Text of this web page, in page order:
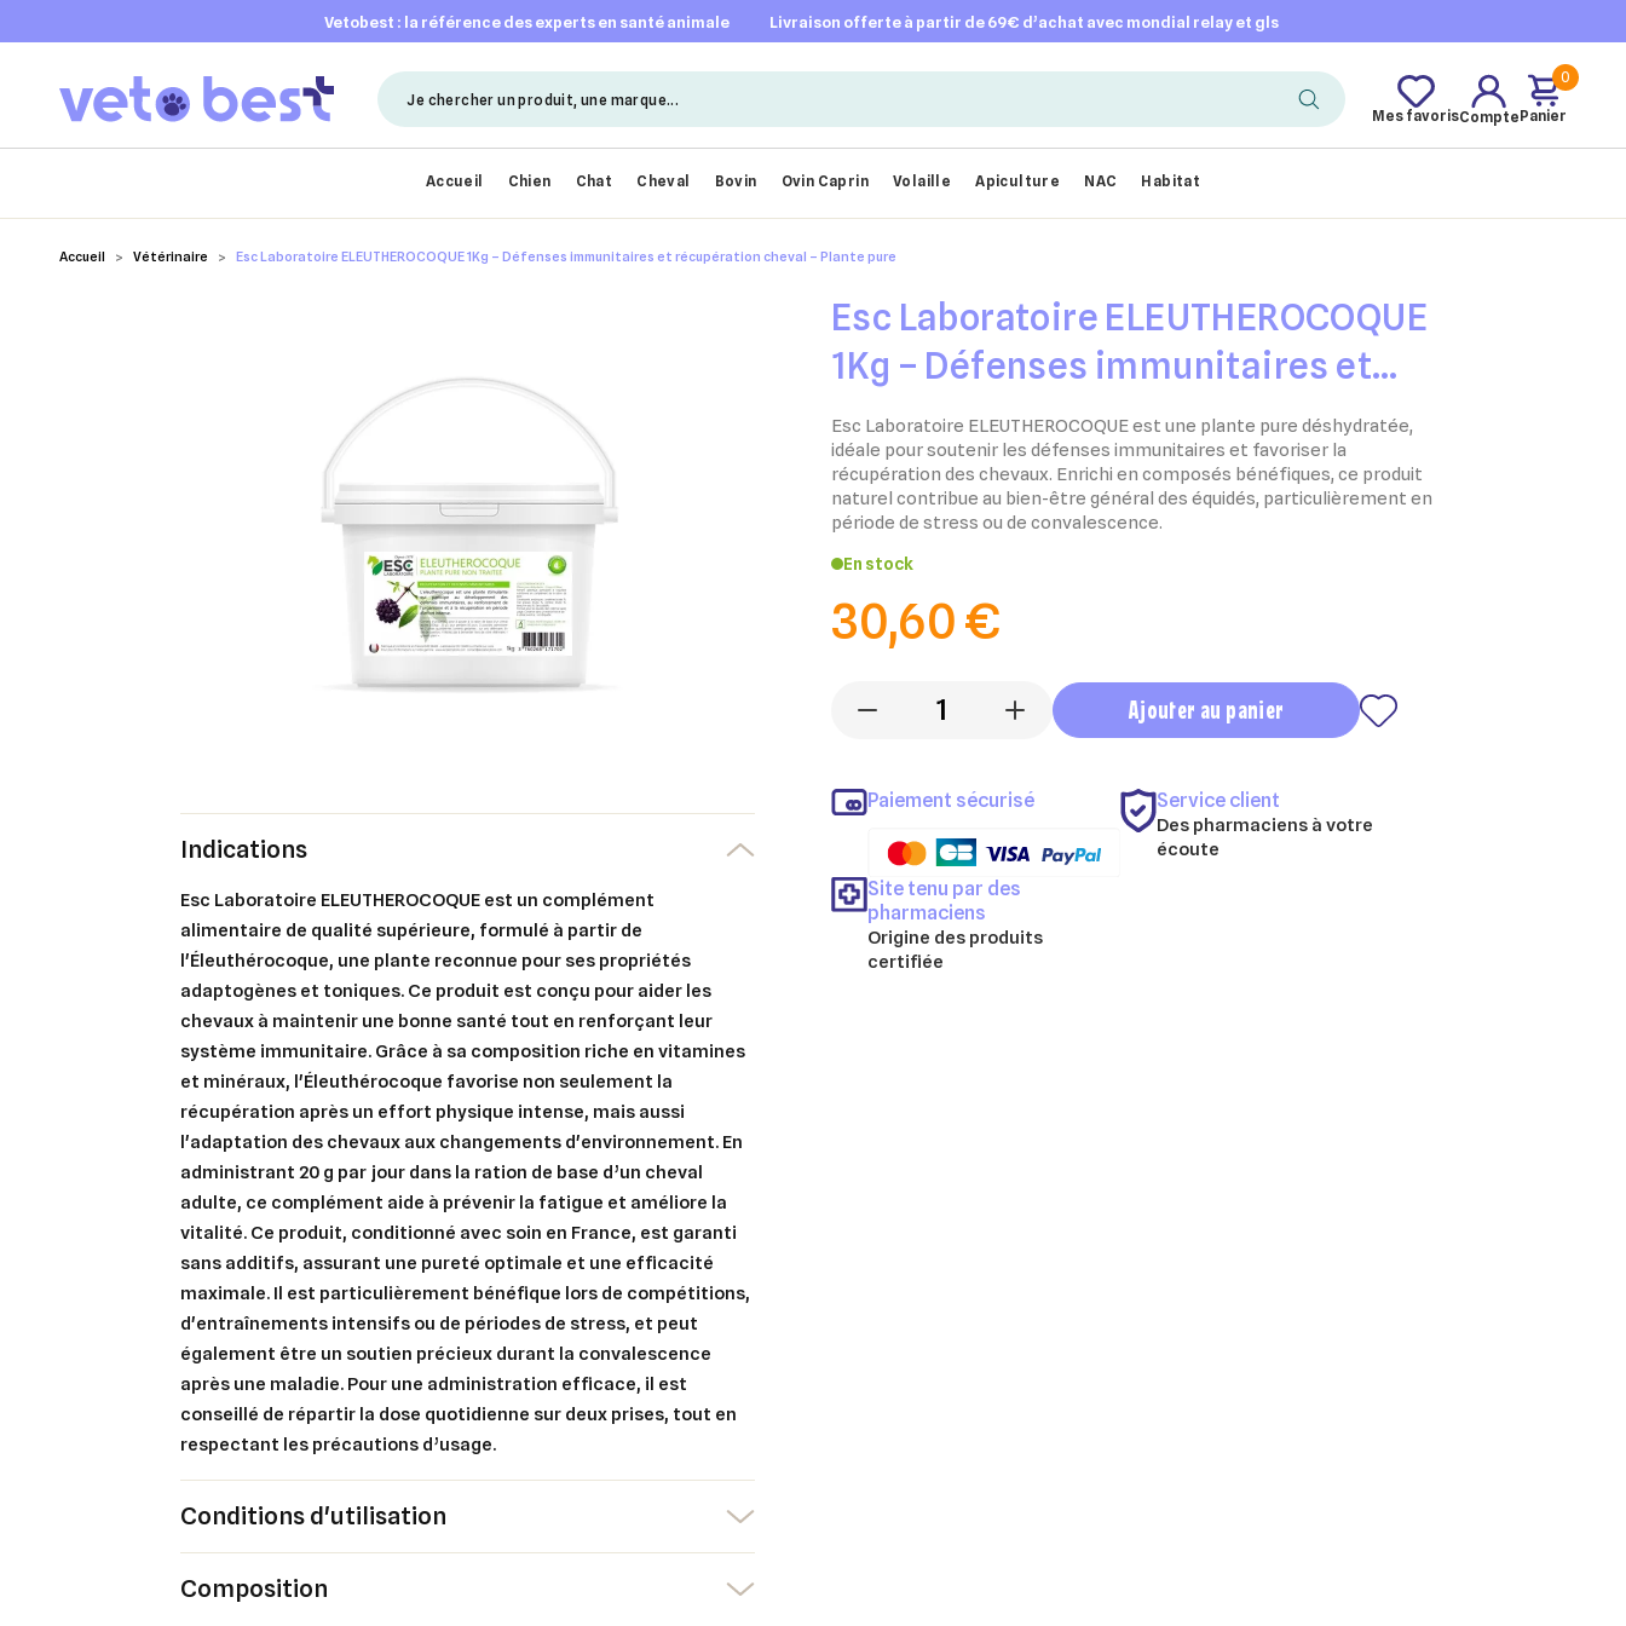
vetobest : la référence des experts en santé animale livraison offerte à partir de 69€ d’achat avec mondial relay et gls
Mes favorisCompte
0
Panier
Accueil Chien Chat Cheval Bovin Ovin Caprin Volaille Apiculture NAC Habitat
Accueil Vétérinaire Esc Laboratoire ELEUTHEROCOQUE 1Kg – Défenses immunitaires et récupération cheval – Plante pure
Esc Laboratoire ELEUTHEROCOQUE
1Kg – Défenses immunitaires et
récupération cheval – Plante pure
Esc Laboratoire ELEUTHEROCOQUE est une plante pure déshydratée,
idéale pour soutenir les défenses immunitaires et favoriser la
récupération des chevaux. Enrichi en composés bénéfiques, ce produit
naturel contribue au bien-être général des équidés, particulièrement en
période de stress ou de convalescence.
En stock
30,60 €
- + Ajouter au panier
Paiement sécurisé Service client
Des pharmaciens à votre
écoute
Site tenu par des
pharmaciens
Origine des produits
certifiée
Indications
Esc Laboratoire ELEUTHEROCOQUE est un complément
alimentaire de qualité supérieure, formulé à partir de
l'Éleuthérocoque, une plante reconnue pour ses propriétés
adaptogènes et toniques. Ce produit est conçu pour aider les
chevaux à maintenir une bonne santé tout en renforçant leur
système immunitaire. Grâce à sa composition riche en vitamines
et minéraux, l'Éleuthérocoque favorise non seulement la
récupération après un effort physique intense, mais aussi
l'adaptation des chevaux aux changements d'environnement. En
administrant 20 g par jour dans la ration de base d’un cheval
adulte, ce complément aide à prévenir la fatigue et améliore la
vitalité. Ce produit, conditionné avec soin en France, est garanti
sans additifs, assurant une pureté optimale et une efficacité
maximale. Il est particulièrement bénéfique lors de compétitions,
d'entraînements intensifs ou de périodes de stress, et peut
également être un soutien précieux durant la convalescence
après une maladie. Pour une administration efficace, il est
conseillé de répartir la dose quotidienne sur deux prises, tout en
respectant les précautions d’usage.
Conditions d'utilisation
Composition
Ajouter à ma liste d'envies
add_circle_outline Créer une nouvelle liste
Nom de la liste d'envies
Annuler Créer une liste d'envies
Connexion
Vous devez être connecté pour ajouter des produits à votre liste d'envies.
Annuler